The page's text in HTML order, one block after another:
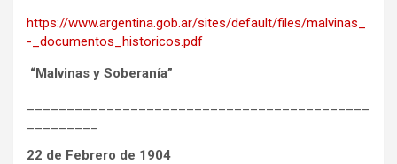
https://www.argentina.gob.ar/sites/default/files/malvinas_
-_documentos_historicos.pdf
“Malvinas y Soberanía”
22 de Febrero de 1904